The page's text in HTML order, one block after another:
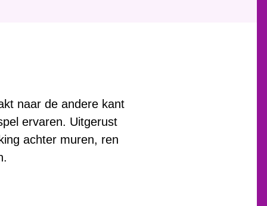
naar de andere kant
ervaren. Uitgerust
achter muren, ren